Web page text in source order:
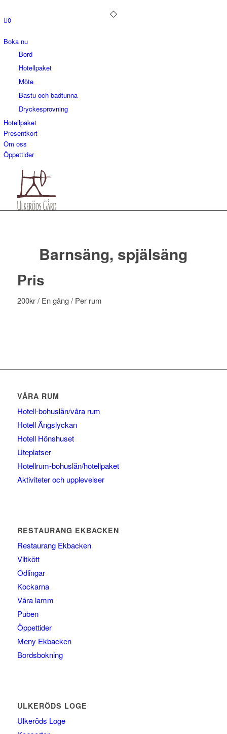
0
Boka nu
Bord
Hotellpaket
Möte
Bastu och badtunna
Dryckesprovning
Hotellpaket
Presentkort
Om oss
Öppettider
Barnsäng, spjälsäng
Pris
200kr/ En gång/ Per rum
VÅRA RUM
Hotell-bohuslän/våra rum
Hotell Ängslyckan
Hotell Hönshuset
Uteplatser
Hotellrum-bohuslän/hotellpaket
Aktiviteter och upplevelser
RESTAURANG EKBACKEN
Restaurang Ekbacken
Viltkött
Odlingar
Kockarna
Våra lamm
Puben
Öppettider
Meny Ekbacken
Bordsbokning
ULKERÖDS LOGE
Ulkeröds Loge